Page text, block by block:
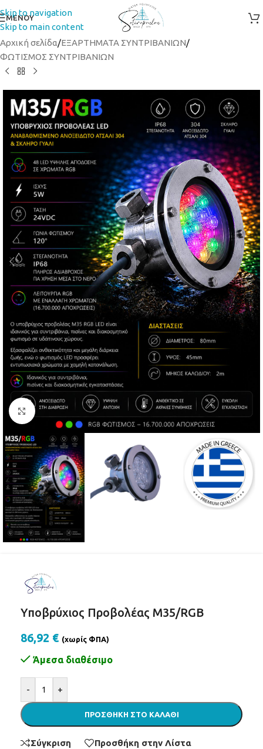
Skip to navigation
Skip to main content
ΜΕΝΟΥ
Αρχική σελίδα/ΕΞΑΡΤΗΜΑΤΑ ΣΥΝΤΡΙΒΑΝΙΩΝ/
ΦΩΤΙΣΜΟΣ ΣΥΝΤΡΙΒΑΝΙΩΝ
Click to enlarge
Yποβρύχιος Προβολέας Μ35/RGB
86,92 € (χωρίς ΦΠΑ)
Άμεσα διαθέσιμο
- +
ΠΡΟΣΘΉΚΗ ΣΤΟ ΚΑΛΆΘΙ
Σύγκριση Προσθήκη στην Λίστα